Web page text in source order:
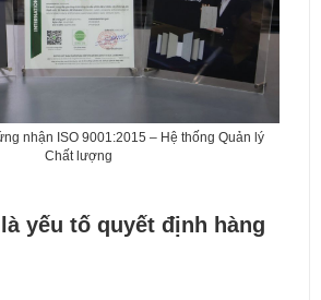
nhận ISO 9001:2015 – Hệ thống Quản lý
Chất lượng
yếu tố quyết định hàng